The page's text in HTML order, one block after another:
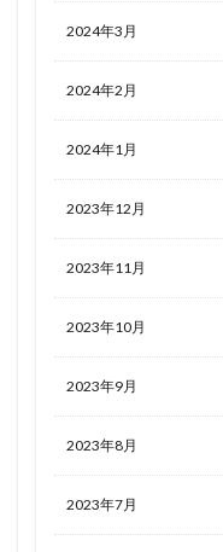
2024年3月
2024年2月
2024年1月
2023年12月
2023年11月
2023年10月
2023年9月
2023年8月
2023年7月